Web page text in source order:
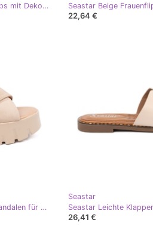
Seastar Leicht Beige Flip -Flops mit Dekoration
22,64 €
Seastar Beige Wildleder-Keilsandalen für Damen
Seastar
26,41 €